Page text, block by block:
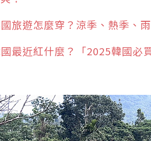
旅遊怎麼穿？涼季、熱季、
最近紅什麼？「2025韓國必